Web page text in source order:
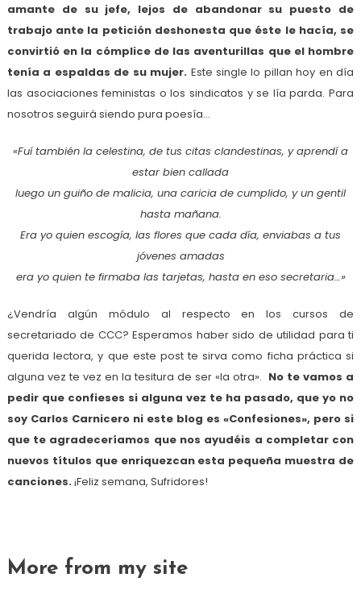
amante de su jefe, lejos de abandonar su puesto de
trabajo ante la petición deshonesta que éste le hacía, se
convirtió en la cómplice de las aventurillas que el hombre
tenía a espaldas de su mujer. Este single lo pillan hoy en día
las asociaciones feministas o los sindicatos y se lía parda. Para
nosotros seguirá siendo pura poesía…
«Fuí también la celestina, de tus citas clandestinas, y aprendí a
estar bien callada
luego un guiño de malicia, una caricia de cumplido, y un gentil
hasta mañana.
Era yo quien escogía, las flores que cada día, enviabas a tus
jóvenes amadas
era yo quien te firmaba las tarjetas, hasta en eso secretaria…»
¿Vendría algún módulo al respecto en los cursos de
secretariado de CCC? Esperamos haber sido de utilidad para ti
querida lectora, y que este post te sirva como ficha práctica si
alguna vez te vez en la tesitura de ser «la otra». No te vamos a
pedir que confieses si alguna vez te ha pasado, que yo no
soy Carlos Carnicero ni este blog es «Confesiones», pero si
que te agradeceríamos que nos ayudéis a completar con
nuevos títulos que enriquezcan esta pequeña muestra de
canciones.¡Feliz semana, Sufridores!
More from my site